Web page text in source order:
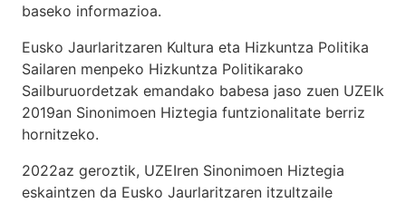
baseko informazioa.
Eusko Jaurlaritzaren Kultura eta Hizkuntza Politika
Sailaren menpeko Hizkuntza Politikarako
Sailburuordetzak emandako babesa jaso zuen UZEIk
2019an Sinonimoen Hiztegia funtzionalitate berriz
hornitzeko.
2022az geroztik, UZEIren Sinonimoen Hiztegia
eskaintzen da Eusko Jaurlaritzaren itzultzaile